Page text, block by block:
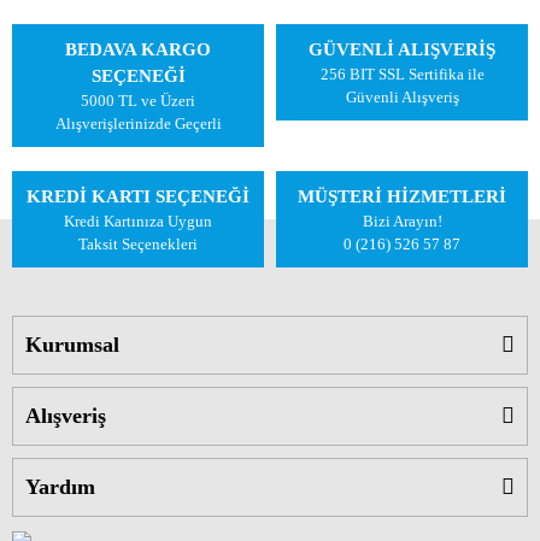
BEDAVA KARGO
SEÇENEĞİ
5000 TL ve Üzeri
Alışverişlerinizde Geçerli
GÜVENLİ ALIŞVERİŞ
256 BIT SSL Sertifika ile
Güvenli Alışveriş
KREDİ KARTI SEÇENEĞİ
Kredi Kartınıza Uygun
Taksit Seçenekleri
MÜŞTERİ HİZMETLERİ
Bizi Arayın!
0 (216) 526 57 87
Kurumsal
Alışveriş
Yardım